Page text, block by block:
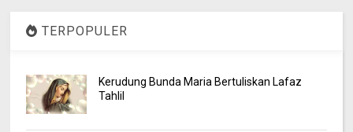
TERPOPULER
Kerudung Bunda Maria Bertuliskan Lafaz
Tahlil